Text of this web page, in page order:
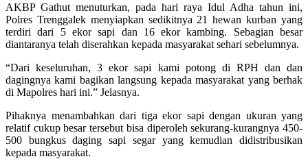
AKBP Gathut menuturkan, pada hari raya Idul Adha tahun ini,
Polres Trenggalek menyiapkan sedikitnya 21 hewan kurban yang
terdiri dari 5 ekor sapi dan 16 ekor kambing. Sebagian besar
diantaranya telah diserahkan kepada masyarakat sehari sebelumnya.
“Dari keseluruhan, 3 ekor sapi kami potong di RPH dan dan
dagingnya kami bagikan langsung kepada masyarakat yang berhak
di Mapolres hari ini.” Jelasnya.
Pihaknya menambahkan dari tiga ekor sapi dengan ukuran yang
relatif cukup besar tersebut bisa diperoleh sekurang-kurangnya 450-
500 bungkus daging sapi segar yang kemudian didistribusikan
kepada masyarakat.